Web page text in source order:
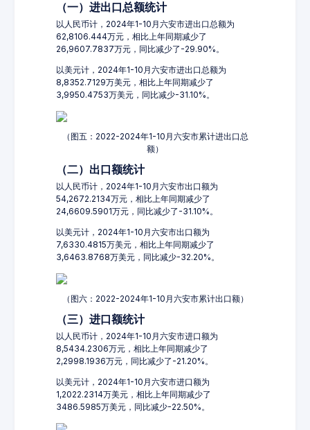
（一）进出口总额统计
以人民币计，2024年1-10月六安市进出口总额为
62,8106.444万元，相比上年同期减少了
26,9607.7837万元，同比减少了-29.90%。
以美元计，2024年1-10月六安市进出口总额为
8,8352.7129万美元，相比上年同期减少了
3,9950.4753万美元，同比减少-31.10%。
（图五：2022-2024年1-10月六安市累计进出口总
额）
（二）出口额统计
以人民币计，2024年1-10月六安市出口额为
54,2672.2134万元，相比上年同期减少了
24,6609.5901万元，同比减少了-31.10%。
以美元计，2024年1-10月六安市出口额为
7,6330.4815万美元，相比上年同期减少了
3,6463.8768万美元，同比减少-32.20%。
（图六：2022-2024年1-10月六安市累计出口额）
（三）进口额统计
以人民币计，2024年1-10月六安市进口额为
8,5434.2306万元，相比上年同期减少了
2,2998.1936万元，同比减少了-21.20%。
以美元计，2024年1-10月六安市进口额为
1,2022.2314万美元，相比上年同期减少了
3486.5985万美元，同比减少-22.50%。